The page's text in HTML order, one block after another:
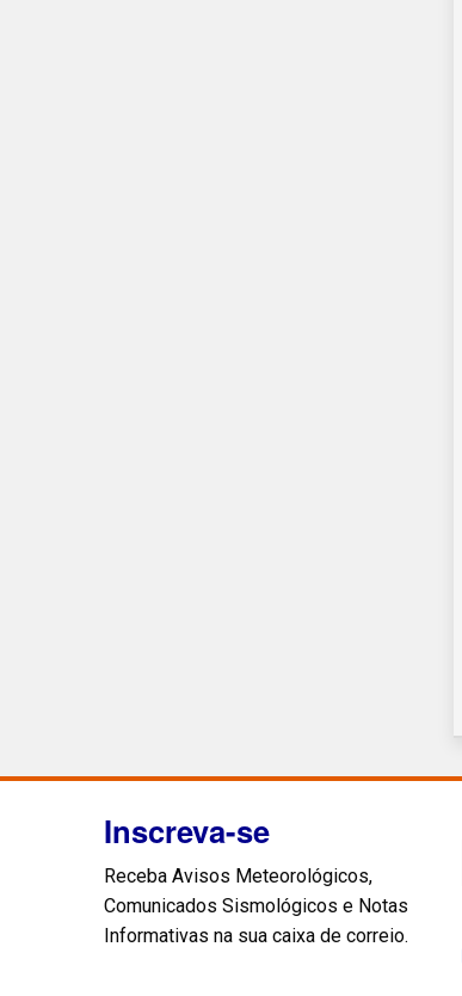
Inscreva-se
Receba Avisos Meteorológicos,
Comunicados Sismológicos e Notas
Informativas na sua caixa de correio.